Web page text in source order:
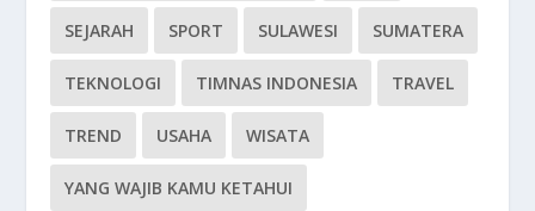
SEJARAH SPORT SULAWESI SUMATERA
TEKNOLOGI TIMNAS INDONESIA TRAVEL
TREND USAHA WISATA
YANG WAJIB KAMU KETAHUI